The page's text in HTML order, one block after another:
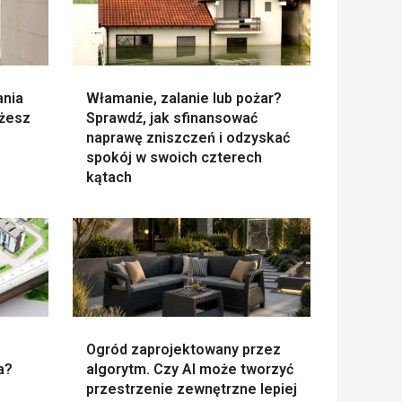
Włamanie, zalanie lub pożar?
Sprawdź, jak sfinansować
naprawę zniszczeń i odzyskać
spokój w swoich czterech
kątach
Ogród zaprojektowany przez
algorytm. Czy AI może tworzyć
przestrzenie zewnętrzne lepiej